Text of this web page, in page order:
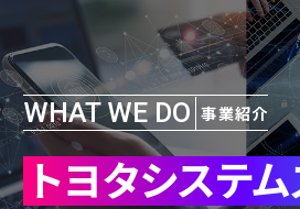
WHAT WE DO 事業紹介
トヨタシステ